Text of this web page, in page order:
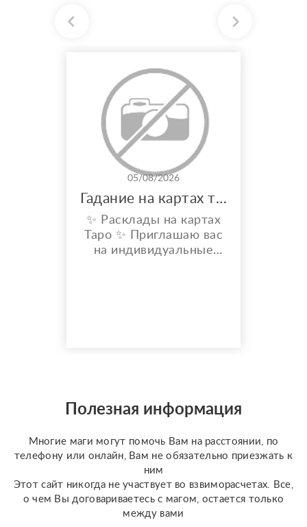
05/08/2026
Гадание на картах таро
✨ Расклады на картах
Таро ✨ Приглашаю вас
на индивидуальные
отношения, чувства,
любовь; ????
с человеком; ???...
Полезная информация
Многие маги могут помочь Вам на расстоянии, по
телефону или онлайн, Вам не обязательно приезжать к
ним
Этот сайт никогда не участвует во взвиморасчетах. Все,
о чем Вы договариваетесь с магом, остается только
между вами